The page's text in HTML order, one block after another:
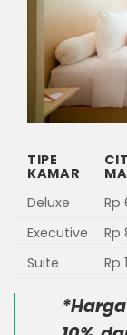
TIPE
KAMAR
Deluxe
Rp
Executive
Rp
Suite
Rp